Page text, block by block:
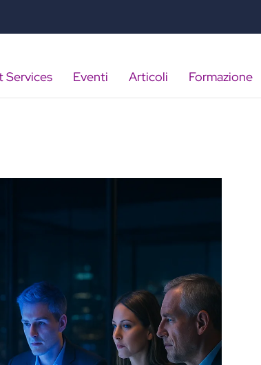
Services Eventi Articoli Formazione